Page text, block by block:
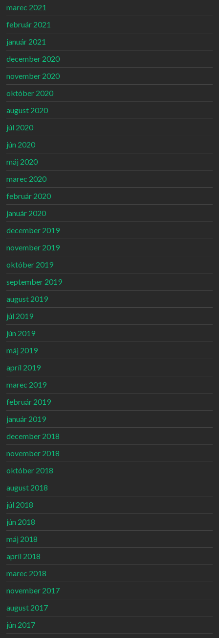
marec 2021
február 2021
január 2021
december 2020
november 2020
október 2020
august 2020
júl 2020
jún 2020
máj 2020
marec 2020
február 2020
január 2020
december 2019
november 2019
október 2019
september 2019
august 2019
júl 2019
jún 2019
máj 2019
apríl 2019
marec 2019
február 2019
január 2019
december 2018
november 2018
október 2018
august 2018
júl 2018
jún 2018
máj 2018
apríl 2018
marec 2018
november 2017
august 2017
jún 2017